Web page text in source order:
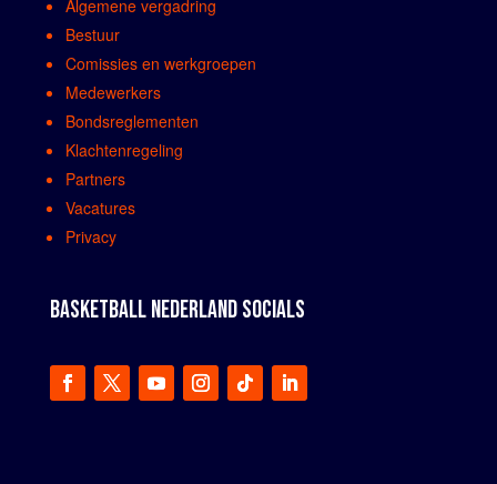
Algemene vergadring
Bestuur
Comissies en werkgroepen
Medewerkers
Bondsreglementen
Klachtenregeling
Partners
Vacatures
Privacy
BASKETBALL NEDERLAND SOCIALS